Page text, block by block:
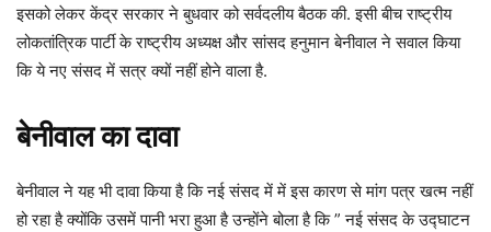
इसको लेकर केंद्र सरकार ने बुधवार को सर्वदलीय बैठक की. इसी बीच राष्ट्रीय
लोकतांत्रिक पार्टी के राष्ट्रीय अध्यक्ष और सांसद हनुमान बेनीवाल ने सवाल किया
कि ये नए संसद में सत्र क्यों नहीं होने वाला है.
बेनीवाल का दावा
बेनीवाल ने यह भी दावा किया है कि नई संसद में में इस कारण से मांग पत्र खत्म नहीं
हो रहा है क्योंकि उसमें पानी भरा हुआ है उन्होंने बोला है कि ” नई संसद के उद्घाटन